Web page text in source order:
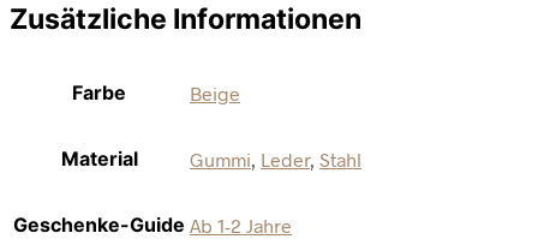
Zusätzliche Informationen
Farbe Beige
Material Gummi Leder, Stahl
Geschenke-Guide Ab 1-2 Jahre